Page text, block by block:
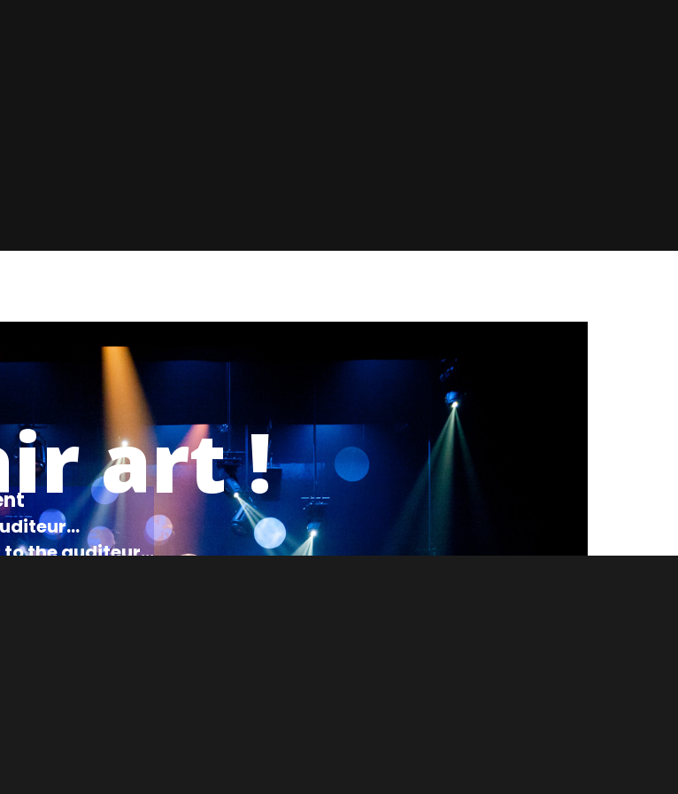
the auditeur...
art !